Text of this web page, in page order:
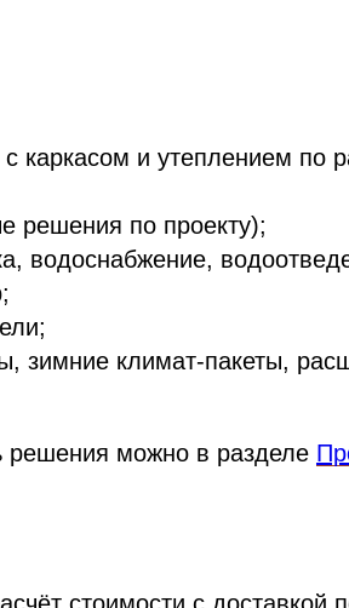
каркасом и утеплением по
решения по проекту);
водоснабжение,
зимние климат‑пакеты,
решения можно в разделе